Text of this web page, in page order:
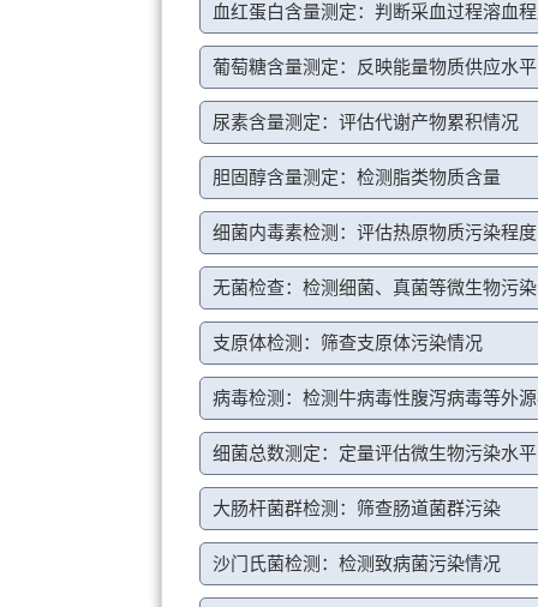
血红蛋白含量测定：判断采血过程溶血
葡萄糖含量测定：反映能量物质供应水平
尿素含量测定：评估代谢产物累积情况
胆固醇含量测定：检测脂类物质含量
细菌内毒素检测：评估热原物质污染程度
无菌检查：检测细菌、真菌等微生物污染
支原体检测：筛查支原体污染情况
病毒检测：检测牛病毒性腹泻病毒等外
细菌总数测定：定量评估微生物污染水平
大肠杆菌群检测：筛查肠道菌群污染
沙门氏菌检测：检测致病菌污染情况